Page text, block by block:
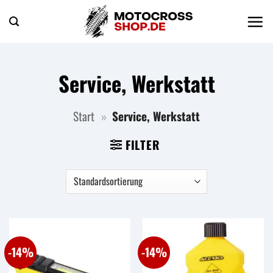
Inhalt
Service, Werkstatt
Start » Service, Werkstatt
FILTER
-14% -14%